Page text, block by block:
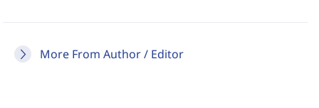
More From Author / Editor